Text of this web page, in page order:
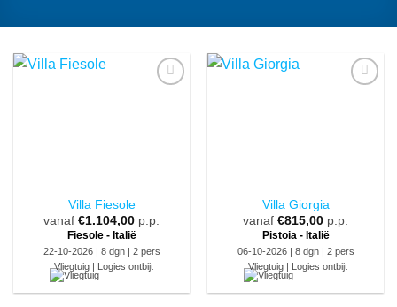
Villa Fiesole
vanaf €1.104,00 p.p.
Fiesole - Italië
22-10-2026 | 8 dgn | 2 pers
Vliegtuig | Logies ontbijt
Villa Giorgia
vanaf €815,00 p.p.
Pistoia - Italië
06-10-2026 | 8 dgn | 2 pers
Vliegtuig | Logies ontbijt